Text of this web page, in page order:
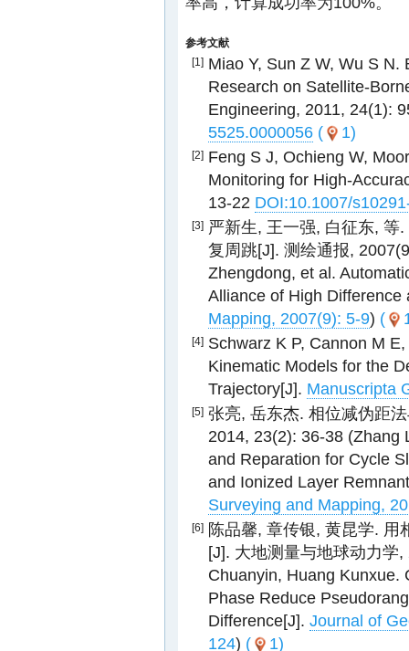
参考文献
[1] Miao Y, Sun Z W, Wu S
Research on Satellite-
Engineering, 2011, 24(1):
5525.0000056 ( 1)
[2] Feng S J, Ochieng W,
Monitoring for High-
13-22 DOI:10.1007/
[3] 严新生, 王一强, 白征东, 等
复周跳[J]. 测绘通报,
Zhengdong, et al.
Alliance of High
Mapping, 2007(9): 5-9) (
[4] Schwarz K P, Cannon M
Kinematic Models for the
Trajectory[J]. Manuscripta
[5] 张亮, 岳东杰. 相位减伪距
2014, 23(2): 36-38 (Zhang
and Reparation for Cycle
and Ionized Layer
Surveying and Mapping,
[6]
陈品馨, 章传银, 黄昆学.
[J]. 大地测量与地球动力学
Chuanyin, Huang Kunxue.
Phase Reduce
Difference[J]. Journal of
124) ( 1)